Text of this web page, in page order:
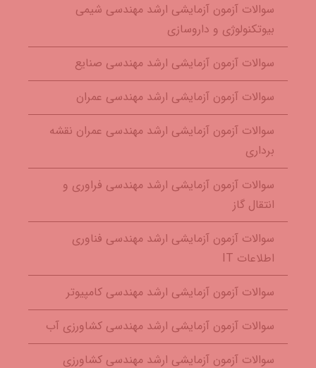
سوالات آزمون آزمایشی ارشد مهندسی شیمی
بیوتکنولوژی و داروسازی
سوالات آزمون آزمایشی ارشد مهندسی صنایع
سوالات آزمون آزمایشی ارشد مهندسی عمران
سوالات آزمون آزمایشی ارشد مهندسی عمران نقشه
برداری
سوالات آزمون آزمایشی ارشد مهندسی فراوری و
انتقال گاز
سوالات آزمون آزمایشی ارشد مهندسی فناوری
اطلاعات IT
سوالات آزمون آزمایشی ارشد مهندسی کامپیوتر
سوالات آزمون آزمایشی ارشد مهندسی کشاورزی آب
سوالات آزمون آزمایشی ارشد مهندسی کشاورزی